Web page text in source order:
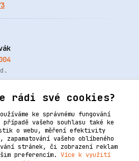
rádi své cookies?
ke správnému fungování
případě vašeho souhlasu také ke
o webu, měření efektivity
zapamatování vašeho oblíbeného
stránek, či zobrazení reklam
preferencím. Více k využití